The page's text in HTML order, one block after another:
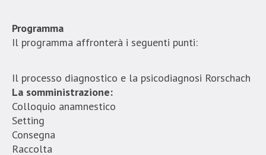
Programma
Il programma affronterà i seguenti punti:
Il processo diagnostico e la psicodiagnosi Rorschach
La somministrazione:
Colloquio anamnestico
Setting
Consegna
Raccolta